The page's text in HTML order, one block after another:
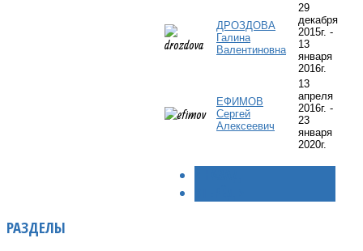
ДРОЗДОВА
Галина
Валентиновна
29
декабря
2015г. -
13
января
2016г.
ЕФИМОВ
Сергей
Алексеевич
13
апреля
2016г. -
23
января
2020г.
РАЗДЕЛЫ